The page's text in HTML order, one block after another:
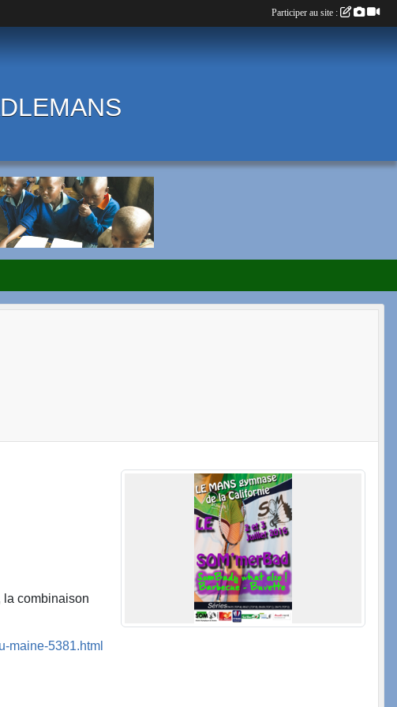
la combinaison
maine-5381.html
Participer au site :